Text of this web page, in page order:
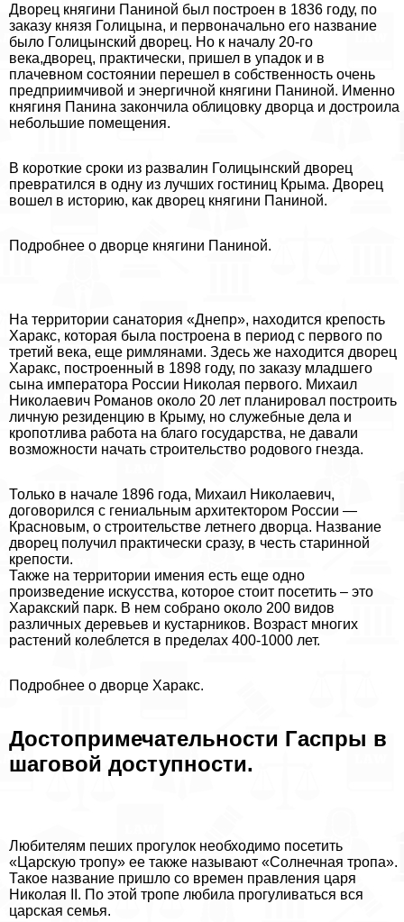
Дворец княгини Паниной был построен в 1836 году, по
заказу князя Голицына, и первоначально его название
было Голицынский дворец. Но к началу 20-го
века,дворец, пpaктически, пришел в упадок и в
плачевном состоянии перешел в собственность очень
предприимчивой и энергичной княгини Паниной. Именно
княгиня Панина закончила облицовку дворца и достроила
небольшие помещения.
В короткие сроки из развалин Голицынский дворец
превратился в одну из лучших гостиниц Крыма. Дворец
вошел в историю, как дворец княгини Паниной.
Подробнее о дворце княгини Паниной.
На территории санатория «Днепр», находится крепость
Хаpaкс, которая была построена в период с первого по
третий века, еще римлянами. Здесь же находится дворец
Хаpaкс, построенный в 1898 году, по заказу младшего
сына императора России Николая первого. Михаил
Николаевич Романов около 20 лет планировал построить
личную резиденцию в Крыму, но служебные дела и
кропотлива работа на благо государства, не давали
возможности начать строительство родового гнезда.
Только в начале 1896 года, Михаил Николаевич,
договорился с гениальным архитектором России —
Красновым, о строительстве летнего дворца. Название
дворец получил пpaктически сразу, в честь старинной
крепости.
Также на территории имения есть еще одно
произведение искусства, которое стоит посетить – это
Хаpaкский парк. В нем собрано около 200 видов
различных деревьев и кустарников. Возраст многих
растений колeблется в пределах 400-1000 лет.
Подробнее о дворце Хаpaкс.
Достопримечательности Гаспры в
шаговой доступности.
Любителям пеших прогулок необходимо посетить
«Царскую тропу» ее также называют «Солнечная тропа».
Такое название пришло со времен правления царя
Николая II. По этой тропе любила прогуливаться вся
царская семья.